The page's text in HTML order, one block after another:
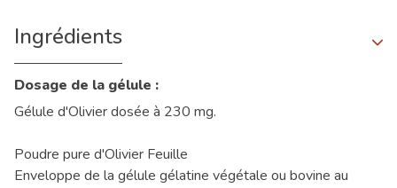
Ingrédients
Dosage de la gélule :
Gélule d'Olivier dosée à 230 mg.
Poudre pure d'Olivier Feuille
Enveloppe de la gélule gélatine végétale ou bovine au